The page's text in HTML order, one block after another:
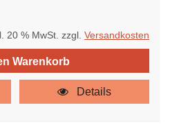
20 % MwSt. zzgl. Versandkosten
Warenkorb
Details